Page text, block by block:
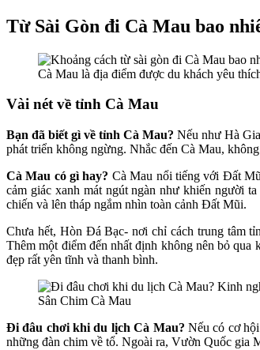
Từ Sài Gòn đi Cà Mau bao
Cà Mau là địa điểm được du khách yêu
Vài nét về tỉnh Cà Mau
Bạn đã biết gì về tỉnh Cà Mau? Nếu như Hà
phát triển không ngừng. Nhắc đến Cà Mau,
Cà Mau có gì hay? Cà Mau nổi tiếng với Đất
cảm giác xanh mát ngút ngàn như khiến người
chiến và lên tháp ngắm nhìn toàn cảnh Đất Mũi.
Chưa hết, Hòn Đá Bạc- nơi chỉ cách trung tâm
Thêm một điểm đến nhất định không nên bỏ
đẹp rất yên tĩnh và thanh bình.
Sân Chim Cà Mau
Đi đâu chơi khi du lịch Cà Mau? Nếu có cơ
những đàn chim về tổ. Ngoài ra, Vườn Quốc gia